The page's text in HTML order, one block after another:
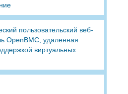
пользовательский веб-
OpenBMC, удаленная
виртуальных